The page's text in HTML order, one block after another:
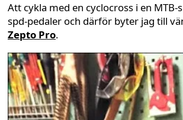
Att cykla med en cyclocross i en
spd-pedaler och därför byter jag till
Zepto Pro.